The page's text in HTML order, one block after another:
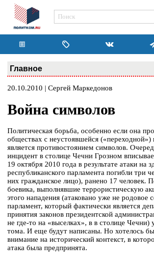
Главное
20.10.2010 | Сергей Маркедонов
Война символов
Политическая борьба, особенно если она
обществах с неустоявшейся («переходной»)
является противостоянием символов.
инцидент в столице Чечни Грозном
19 октября 2010 года в результате атаки на
республиканского парламента погибли три
них гражданское лицо), ранено 17 человек.
боевика, выполнявшие террористическую
этого нападения (атаковано уже не родовое
парламент, который фактически является
принятия законов президентской
не где-то на «выселках», в в столице Чечни)
тома. И еще будут написаны. Но хотелось
внимание на исторический контекст, в
атака была предпринята.